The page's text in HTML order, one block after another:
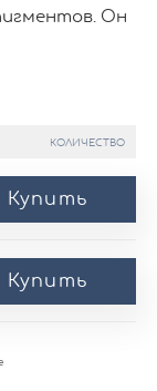
Он
КОЛИЧЕСТВО
Купить
Купить